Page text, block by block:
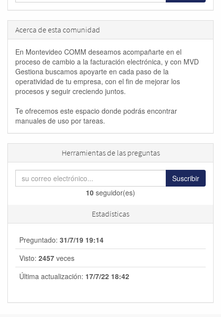
Acerca de esta comunidad
En Montevideo COMM deseamos acompañarte en el
proceso de cambio a la facturación electrónica, y con MVD
Gestiona buscamos apoyarte en cada paso de la
operatividad de tu empresa, con el fin de mejorar los
procesos y seguir creciendo juntos.
Te ofrecemos este espacio donde podrás encontrar
manuales de uso por tareas.
Herramientas de las preguntas
Suscribir
10 seguidor(es)
Estadísticas
Preguntado: 31/7/19 19:14
Visto: 2457 veces
Última actualización: 17/7/22 18:42